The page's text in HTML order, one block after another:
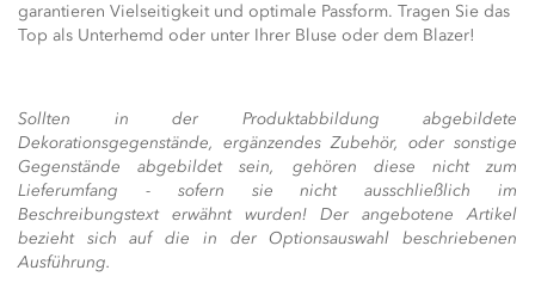
garantieren Vielseitigkeit und optimale Passform. Tragen Sie das
Top als Unterhemd oder unter Ihrer Bluse oder dem Blazer!
Sollten in der Produktabbildung abgebildete
Dekorationsgegenstände, ergänzendes Zubehör, oder sonstige
Gegenstände abgebildet sein, gehören diese nicht zum
Lieferumfang - sofern sie nicht ausschließlich im
Beschreibungstext erwähnt wurden! Der angebotene Artikel
bezieht sich auf die in der Optionsauswahl beschriebenen
Ausführung.